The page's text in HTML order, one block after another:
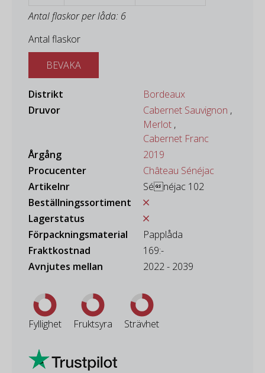
Antal flaskor per låda: 6
Antal flaskor
BEVAKA
Distrikt
Bordeaux
Druvor
Cabernet Sauvignon ,
Merlot ,
Cabernet Franc
Årgång
2019
Procucenter
Château Sénéjac
Artikelnr
Sénéjac 102
Beställningssortiment
Lagerstatus
Förpackningsmaterial
Papplåda
Fraktkostnad
169:-
Avnjutes mellan
2022 - 2039
Fyllighet Fruktsyra Strävhet